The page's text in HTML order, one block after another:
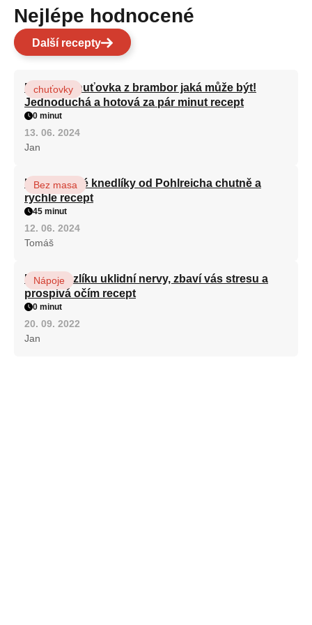
Nejlépe hodnocené
Další recepty
Nejlepší chuťovka z brambor jaká může být!
Jednoduchá a hotová za pár minut recept
chuťovky
0 minut
13. 06. 2024
Jan
Karlovarské knedlíky od Pohlreicha chutně a
rychle recept
Bez masa
45 minut
12. 06. 2024
Tomáš
Kořen kozlíku uklidní nervy, zbaví vás stresu a
prospívá očím recept
Nápoje
0 minut
20. 09. 2022
Jan